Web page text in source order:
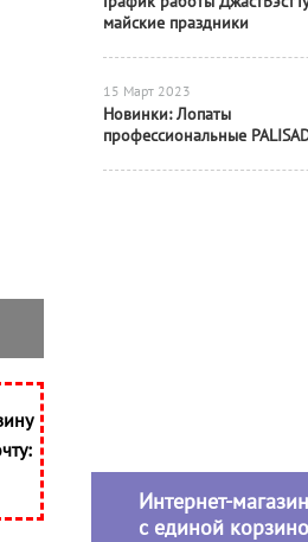
майские праздники
15 Март 2023
Новинки: Лопаты
профессиональные
Интернет-
с единой